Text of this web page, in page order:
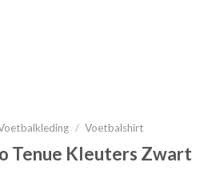
/ Voetbalshirt
Tenue Kleuters Zwart